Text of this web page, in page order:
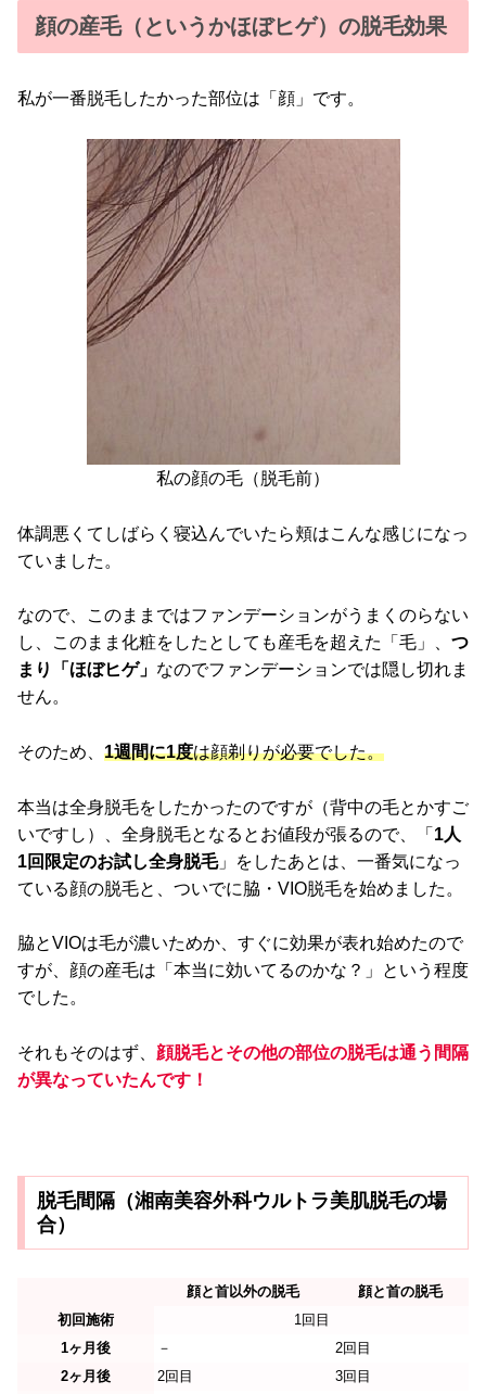
顔の産毛（というかほぼヒゲ）の脱毛効果
私が一番脱毛したかった部位は「顔」です。
私の顔の毛（脱毛前）
体調悪くてしばらく寝込んでいたら頬はこんな感じになっ
ていました。
なので、このままではファンデーションがうまくのらない
し、このまま化粧をしたとしても産毛を超えた「毛」、 つ
まり「ほぼヒゲ」 なのでファンデーションでは隠し切れま
せん。
そのため、 1週間に1度は顔剃りが必要でした。
本当は全身脱毛をしたかったのですが（背中の毛とかすご
いですし）、全身脱毛となるとお値段が張るので、「 1人
1回限定のお試し全身脱毛」をしたあとは、一番気になっ
ている顔の脱毛と、ついでに脇・VIO脱毛を始めました。
脇とVIOは毛が濃いためか、すぐに効果が表れ始めたので
すが、顔の産毛は「本当に効いてるのかな？」という程度
でした。
それもそのはず、 顔脱毛とその他の部位の脱毛は通う間隔
が異なっていたんです！
脱毛間隔（湘南美容外科ウルトラ美肌脱毛の場
合）
顔と首以外の脱毛
顔と首の脱毛
初回施術
1回目
1ヶ月後
－
2回目
2ヶ月後
2回目
3回目